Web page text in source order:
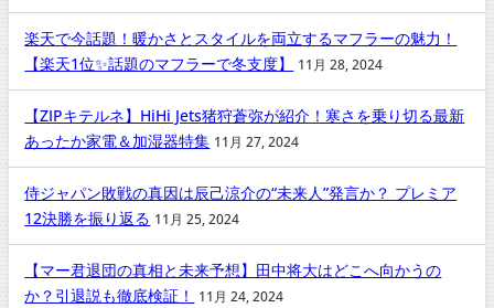
楽天で今話題！暖かさとスタイルを両立するマフラーの魅力！
【楽天1位✨話題のマフラーで冬支度】
11月 28, 2024
【ZIPキテルネ】HiHi Jets猪狩蒼弥が紹介！寒さを乗り切る最新
あったか家電＆加湿器特集 11月 27, 2024
侍ジャパン敗戦の真因は辰己涼介の“未来人”発言か？ プレミア
12決勝を振り返る 11月 25, 2024
【マー君退団の真相と未来予想】田中将大はどこへ向かうの
か？引退説も徹底検証！
11月 24, 2024